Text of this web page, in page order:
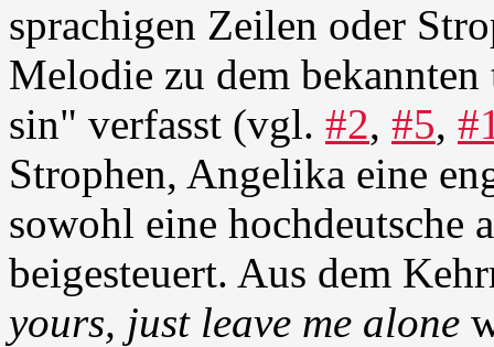
sprachigen Zeilen oder
Melodie zu dem
sin" verfasst (vgl. #2, #5,
Strophen, Angelika eine
sowohl eine hochdeutsche
beigesteuert. Aus dem
yours, just leave me alone